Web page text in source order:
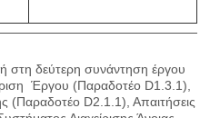
στη δεύτερη συνάντηση έργου
Έργου (Παραδοτέο D1.3.1),
(Παραδοτέο D2.1.1), Απαιτήσεις